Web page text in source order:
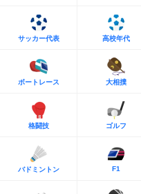
サッカー代表 高校年代
ボートレース 大相撲
格闘技 ゴルフ
バドミントン F1